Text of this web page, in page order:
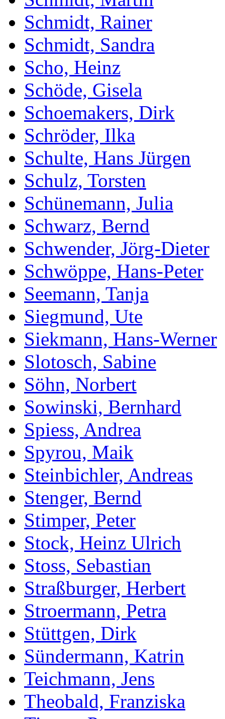
Schmidt, Rainer
Schmidt, Sandra
Scho, Heinz
Schöde, Gisela
Schoemakers, Dirk
Schröder, Ilka
Schulte, Hans Jürgen
Schulz, Torsten
Schünemann, Julia
Schwarz, Bernd
Schwender, Jörg-Dieter
Schwöppe, Hans-Peter
Seemann, Tanja
Siegmund, Ute
Siekmann, Hans-Werner
Slotosch, Sabine
Söhn, Norbert
Sowinski, Bernhard
Spiess, Andrea
Spyrou, Maik
Steinbichler, Andreas
Stenger, Bernd
Stimper, Peter
Stock, Heinz Ulrich
Stoss, Sebastian
Straßburger, Herbert
Stroermann, Petra
Stüttgen, Dirk
Sündermann, Katrin
Teichmann, Jens
Theobald, Franziska